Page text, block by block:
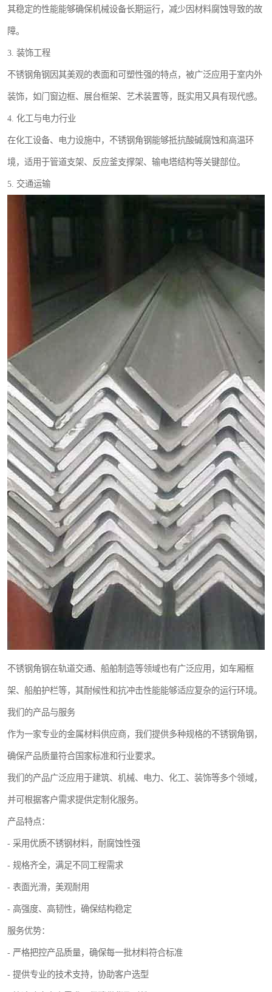
其稳定的性能能够确保机械设备长期运行，减少因材料腐蚀导致的故
障。
3. 装饰工程
不锈钢角钢因其美观的表面和可塑性强的特点，被广泛应用于室内外
装饰，如门窗边框、展台框架、艺术装置等，既实用又具有现代感。
4. 化工与电力行业
在化工设备、电力设施中，不锈钢角钢能够抵抗酸碱腐蚀和高温环
境，适用于管道支架、反应釜支撑架、输电塔结构等关键部位。
5. 交通运输
不锈钢角钢在轨道交通、船舶制造等领域也有广泛应用，如车厢框
架、船舶护栏等，其耐候性和抗冲击性能能够适应复杂的运行环境。
我们的产品与服务
作为一家专业的金属材料供应商，我们提供多种规格的不锈钢角钢，
确保产品质量符合国家标准和行业要求。
我们的产品广泛应用于建筑、机械、电力、化工、装饰等多个领域，
并可根据客户需求提供定制化服务。
产品特点：
- 采用优质不锈钢材料，耐腐蚀性强
- 规格齐全，满足不同工程需求
- 表面光滑，美观耐用
- 高强度、高韧性，确保结构稳定
服务优势：
- 严格把控产品质量，确保每一批材料符合标准
- 提供专业的技术支持，协助客户选型